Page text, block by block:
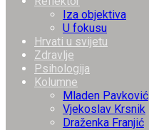
Iza objektiva
U fokusu
Hrvati u svijetu
Zdravlje
Psihologija
Kolumne
Mladen Pavković
Vjekoslav Krsnik
Draženka Franjić